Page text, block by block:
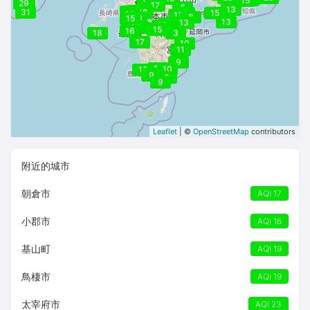
9
29
16 15
18 16
9
12 6
27
14 12
10 13
10
12
31
14
17
15
17
19 6
3
13
11
18
8
20
13
10
13
9
15
15
15
8
11
Leaflet | © OpenStreetMap contributors
附近的城市
朝倉市 AQI 17
小郡市 AQI 16
基山町 AQI 19
鳥棲市 AQI 19
太宰府市 AQI 23